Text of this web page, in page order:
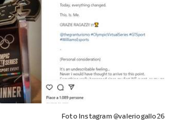
Foto Instagram @valeriogallo26